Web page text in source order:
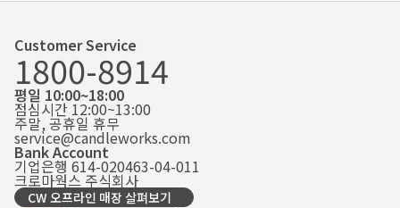
Customer Service
1800-8914
평일 10:00~18:00
점심시간 12:00~13:00
주말, 공휴일 휴무
service@candleworks.com
Bank Account
기업은행 614-020463-04-011
크로마웍스 주식회사
CW 오프라인 매장 살펴보기